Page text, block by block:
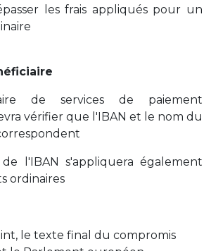
les frais appliqués pour un
de services de paiement
vérifier que l'IBAN et le nom du
l'IBAN s'appliquera également
ordinaires
le texte final du compromis